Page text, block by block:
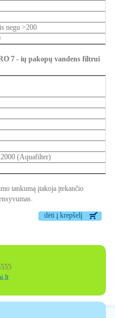
negu >200
7 - ių pakopų vandens filtrui
(Aquafilter)
tankumą įtakoja įtekančio
dėti į krepšelį